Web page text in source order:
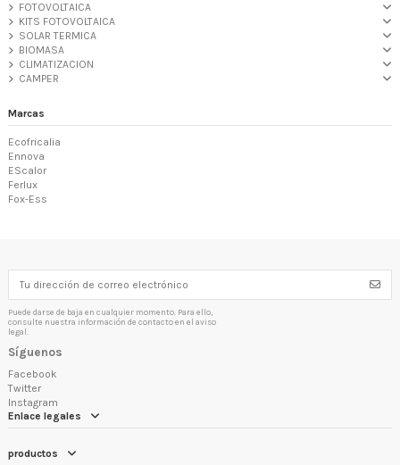
FOTOVOLTAICA
KITS FOTOVOLTAICA
SOLAR TERMICA
BIOMASA
CLIMATIZACION
CAMPER
Marcas
Ecofricalia
Ennova
EScalor
Ferlux
Fox-Ess
Puede darse de baja en cualquier momento. Para ello,
consulte nuestra información de contacto en el aviso
legal.
Síguenos
Facebook
Twitter
Instagram
Enlace legales
productos